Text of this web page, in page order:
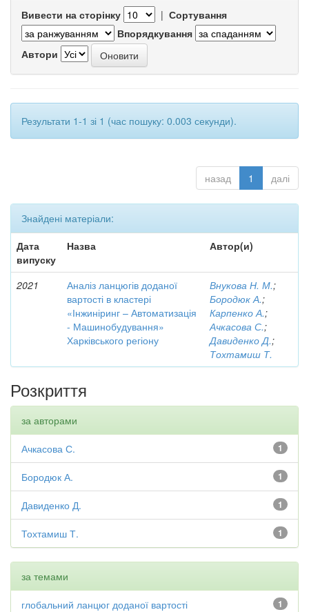
Вивести на сторінку | Сортування
Впорядкування
Автори
Результати 1-1 зі 1 (час пошуку: 0.003 секунди).
назад 1 далі
Знайдені матеріали:
Дата
випуску
Назва Автор(и)
2021
Аналіз ланцюгів доданої
вартості в кластері
«Інжиніринг – Автоматизація
- Машинобудування»
Харківського регіону
Внукова Н. М.;
Бородюк А.;
Карпенко А.;
Ачкасова С.;
Давиденко Д.;
Тохтамиш Т.
Розкриття
за авторами
1
Ачкасова С.
1
Бородюк А.
1
Давиденко Д.
1
Тохтамиш Т.
за темами
1
глобальний ланцюг доданої вартості